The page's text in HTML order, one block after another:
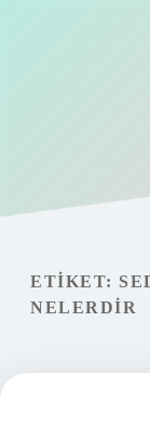
Gizlilik
Yasal Uyarı
ETIKET:
NELERDIR